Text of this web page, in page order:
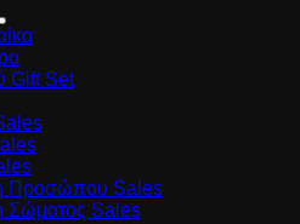
Gift Set
Προσώπου Sales
Σώματος Sales